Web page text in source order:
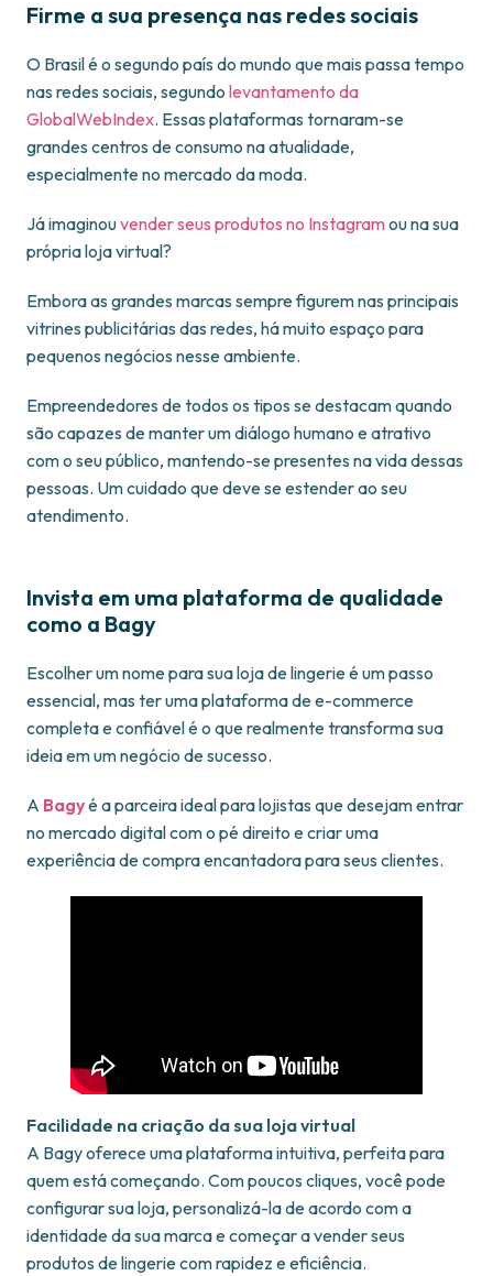
Firme a sua presença nas redes sociais
O Brasil é o segundo país do mundo que mais passa tempo
nas redes sociais, segundo levantamento da
GlobalWebIndex. Essas plataformas tornaram-se
grandes centros de consumo na atualidade,
especialmente no mercado da moda.
Já imaginouvender seus produtos no Instagramou na sua
própria loja virtual?
Embora as grandes marcas sempre figurem nas principais
vitrines publicitárias das redes, há muito espaço para
pequenos negócios nesse ambiente.
Empreendedores de todos os tipos se destacam quando
são capazes de manter um diálogo humano e atrativo
com o seu público, mantendo-se presentes na vida dessas
pessoas. Um cuidado que deve se estender ao seu
atendimento.
Invista em uma plataforma de qualidade
como a Bagy
Escolher um nome para sua loja de lingerie é um passo
essencial, mas ter uma plataforma de e-commerce
completa e confiável é o que realmente transforma sua
ideia em um negócio de sucesso.
A Bagyé a parceira ideal para lojistas que desejam entrar
no mercado digital com o pé direito e criar uma
experiência de compra encantadora para seus clientes.
Facilidade na criação da sua loja virtual
A Bagy oferece uma plataforma intuitiva, perfeita para
quem está começando. Com poucos cliques, você pode
configurar sua loja, personalizá-la de acordo com a
identidade da sua marca e começar a vender seus
produtos de lingerie com rapidez e eficiência.